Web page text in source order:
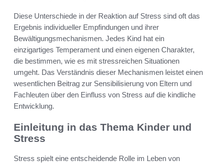
Diese Unterschiede in der Reaktion auf Stress sind oft das
Ergebnis individueller Empfindungen und ihrer
Bewältigungsmechanismen. Jedes Kind hat ein
einzigartiges Temperament und einen eigenen Charakter,
die bestimmen, wie es mit stressreichen Situationen
umgeht. Das Verständnis dieser Mechanismen leistet einen
wesentlichen Beitrag zur Sensibilisierung von Eltern und
Fachleuten über den Einfluss von Stress auf die kindliche
Entwicklung.
Einleitung in das Thema Kinder und
Stress
Stress spielt eine entscheidende Rolle im Leben von